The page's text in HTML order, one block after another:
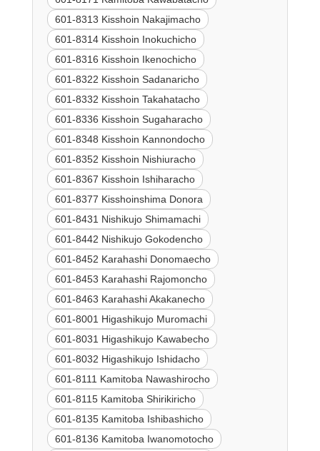
601-8313 Kisshoin Nakajimacho
601-8314 Kisshoin Inokuchicho
601-8316 Kisshoin Ikenochicho
601-8322 Kisshoin Sadanaricho
601-8332 Kisshoin Takahatacho
601-8336 Kisshoin Sugaharacho
601-8348 Kisshoin Kannondocho
601-8352 Kisshoin Nishiuracho
601-8367 Kisshoin Ishiharacho
601-8377 Kisshoinshima Donora
601-8431 Nishikujo Shimamachi
601-8442 Nishikujo Gokodencho
601-8452 Karahashi Donomaecho
601-8453 Karahashi Rajomoncho
601-8463 Karahashi Akakanecho
601-8001 Higashikujo Muromachi
601-8031 Higashikujo Kawabecho
601-8032 Higashikujo Ishidacho
601-8111 Kamitoba Nawashirocho
601-8115 Kamitoba Shirikiricho
601-8135 Kamitoba Ishibashicho
601-8136 Kamitoba Iwanomotocho